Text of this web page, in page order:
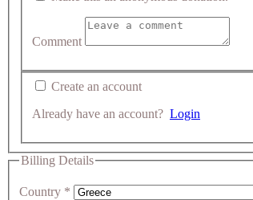
Comment
Create an account
Already have an account? Login
Billing Details
Country *